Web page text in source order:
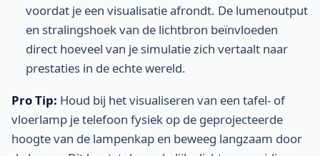
voordat je een visualisatie afrondt. De lumenoutput
en stralingshoek van de lichtbron beïnvloeden
direct hoeveel van je simulatie zich vertaalt naar
prestaties in de echte wereld.
Pro Tip: Houd bij het visualiseren van een tafel- of
vloerlamp je telefoon fysiek op de geprojecteerde
hoogte van de lampenkap en beweeg langzaam door